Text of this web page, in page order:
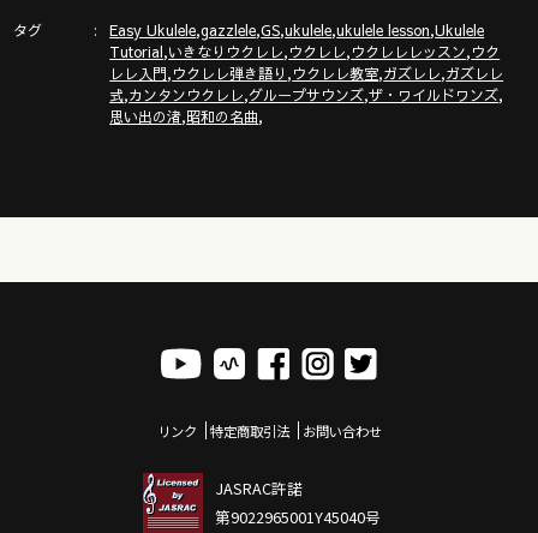
ガズのサブチャンネル「ガズトーク！」
https://www.youtube.com/channel/UC8YUGZF76p-
GD_HKq_ZQRHA
タグ Easy Ukulele,gazzlele,GS,ukulele,ukulele lesson,Ukulele
Tutorial,いきなりウクレレ,ウクレレ,ウクレレレッスン,ウク
レレ入門,ウクレレ弾き語り ,ウクレレ教室,ガズレレ,ガズレレ
式,カンタンウクレレ,グループサウンズ,ザ・ワイルドワンズ,
思い出の渚,昭和の名曲,
リンク 特定商取引法 お問い合わせ
JASRAC許諾
第9022965001Y45040号